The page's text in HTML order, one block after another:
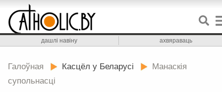
дашлі навіну ахвяраваць
Галоўная Касцёл у Беларусі
Манаскія
супольнасці